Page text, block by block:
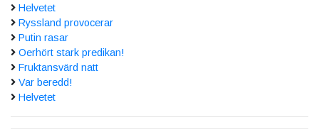
Helvetet
Ryssland provocerar
Putin rasar
Oerhört stark predikan!
Fruktansvärd natt
Var beredd!
Helvetet